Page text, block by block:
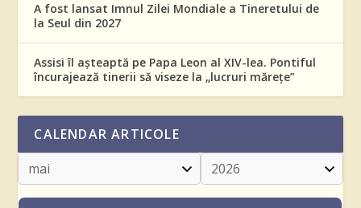
A fost lansat Imnul Zilei Mondiale a Tineretului de
la Seul din 2027
Assisi îl așteaptă pe Papa Leon al XIV-lea. Pontiful
încurajează tinerii să viseze la „lucruri mărețe”
CALENDAR ARTICOLE